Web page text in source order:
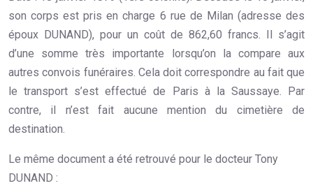
son corps est pris en charge 6 rue de Milan (adresse des
époux DUNAND), pour un coût de 862,60 francs. Il s’agit
d’une somme très importante lorsqu’on la compare aux
autres convois funéraires. Cela doit correspondre au fait que
le transport s’est effectué de Paris à la Saussaye. Par
contre, il n’est fait aucune mention du cimetière de
destination.
Le même document a été retrouvé pour le docteur Tony
DUNAND :